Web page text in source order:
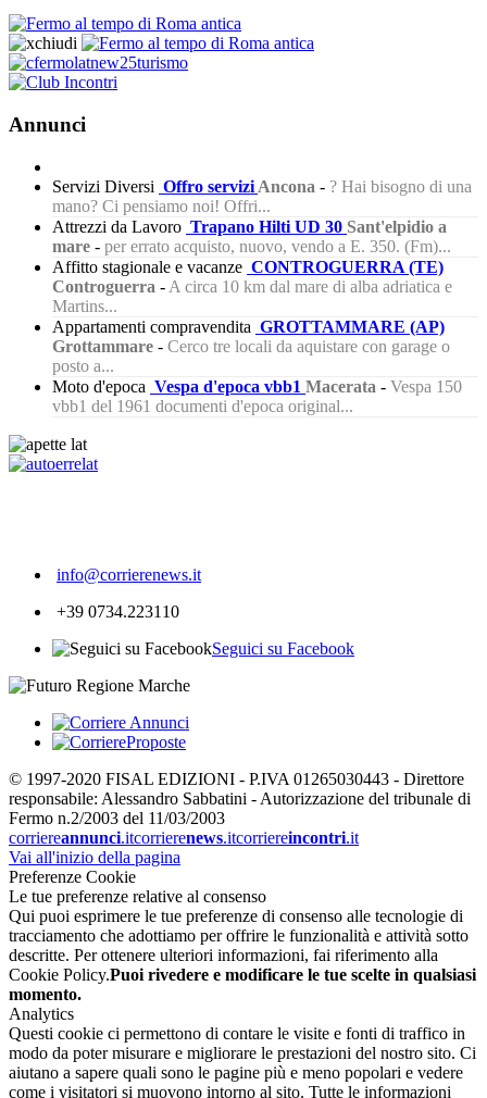
Annunci
Servizi Diversi Offro servizi Ancona - ? Hai bisogno di una
mano? Ci pensiamo noi! Offri...
Attrezzi da Lavoro Trapano Hilti UD 30 Sant'elpidio a
mare - per errato acquisto, nuovo, vendo a E. 350. (Fm)...
Affitto stagionale e vacanze CONTROGUERRA (TE)
Controguerra - A circa 10 km dal mare di alba adriatica e
Martins...
Appartamenti compravendita GROTTAMMARE (AP)
Grottammare - Cerco tre locali da aquistare con garage o
posto a...
Moto d'epoca Vespa d'epoca vbb1 Macerata - Vespa 150
vbb1 del 1961 documenti d'epoca original...
info@corrierenews.it
+39 0734.223110
Seguici su Facebook
© 1997-2020 FISAL EDIZIONI - P.IVA 01265030443 - Direttore
responsabile: Alessandro Sabbatini - Autorizzazione del tribunale di
Fermo n.2/2003 del 11/03/2003
corriereannunci.itcorrierenews.itcorriereincontri.it
Vai all'inizio della pagina
Preferenze Cookie
Le tue preferenze relative al consenso
Qui puoi esprimere le tue preferenze di consenso alle tecnologie di
tracciamento che adottiamo per offrire le funzionalità e attività sotto
descritte. Per ottenere ulteriori informazioni, fai riferimento alla
Cookie Policy.Puoi rivedere e modificare le tue scelte in qualsiasi
momento.
Analytics
Questi cookie ci permettono di contare le visite e fonti di traffico in
modo da poter misurare e migliorare le prestazioni del nostro sito. Ci
aiutano a sapere quali sono le pagine più e meno popolari e vedere
come i visitatori si muovono intorno al sito. Tutte le informazioni